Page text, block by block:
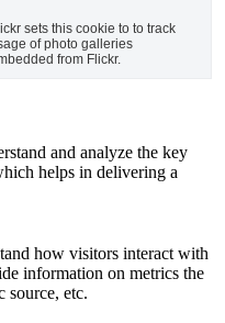
sets this cookie to to track
of photo galleries
from Flickr.
and analyze the key
helps in delivering a
how visitors interact with
information on metrics the
source, etc.